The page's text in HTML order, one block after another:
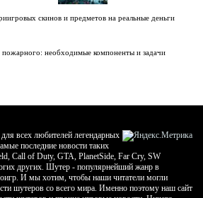
скинов и предметов на реальные деньги
пожарного: необходимые компоненты и задачи
всех любителей легендарных
последние новости таких
Call of Duty, GTA, PlanetSide, Far Cry, SW
других. Шутер - популярнейший жанр в
И мы хотим, чтобы наши читатели могли
шутеров со всего мира. Именно поэтому наш сайт